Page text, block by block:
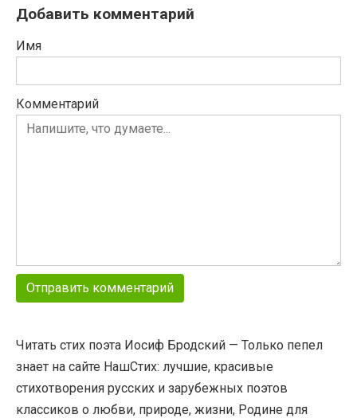
Добавить комментарий
Имя
Комментарий
Читать стих поэта Иосиф Бродский — Только пепел
знает на сайте НашСтих: лучшие, красивые
стихотворения русских и зарубежных поэтов
классиков о любви, природе, жизни, Родине для